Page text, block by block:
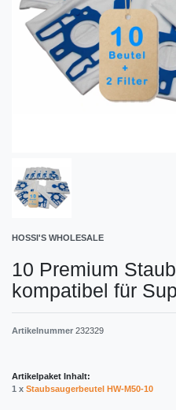
HOSSI'S WHOLESALE
10 Premium
kompatibel für
Artikelnummer 232329
Artikelpaket Inhalt:
1 x Staubsaugerbeutel HW-M50-10